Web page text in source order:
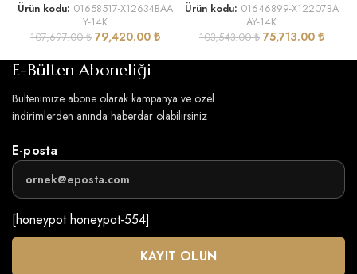
Ürün kodu: 01658517-X12634BAA
Y-14K
107,697.00₺ 79,420.00 ₺
Ürün kodu: 01646899-X12207BA
AY-14K
103,543.00₺ 75,713.00 ₺
E-Bülten Aboneliği
Bültenimize abone olarak kampanya ve özel
indirimlerden anında haberdar olabilirsiniz
E-posta
[honeypot honeypot-554]